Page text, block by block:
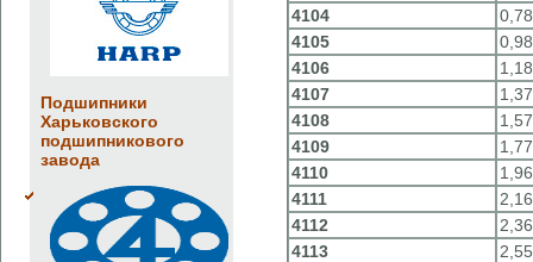
Подшипники
Харьковского
подшипникового
завода
4104
4105
4106
4107
4108
4109
4110
4111
4112
4113